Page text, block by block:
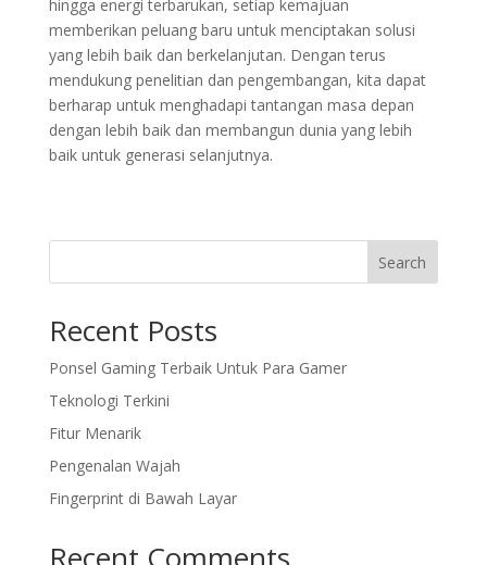
hingga energi terbarukan, setiap kemajuan
memberikan peluang baru untuk menciptakan solusi
yang lebih baik dan berkelanjutan. Dengan terus
mendukung penelitian dan pengembangan, kita dapat
berharap untuk menghadapi tantangan masa depan
dengan lebih baik dan membangun dunia yang lebih
baik untuk generasi selanjutnya.
Search
Recent Posts
Ponsel Gaming Terbaik Untuk Para Gamer
Teknologi Terkini
Fitur Menarik
Pengenalan Wajah
Fingerprint di Bawah Layar